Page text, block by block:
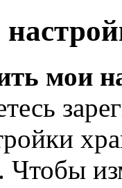
мои
Чтобы